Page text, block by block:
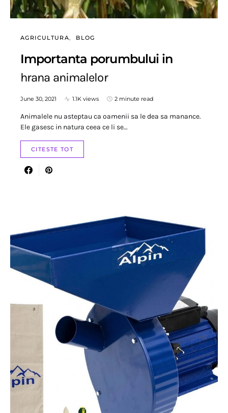
AGRICULTURA BLOG
Importanta porumbului in
hrana animalelor
June 30, 2021 1.1K views 2 minute read
Animalele nu asteptau ca oamenii sa le dea sa manance.
Ele gasesc in natura ceea ce li se…
CITESTE TOT